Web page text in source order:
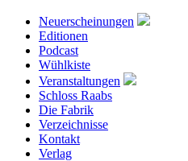
Neuerscheinungen
Editionen
Podcast
Wühlkiste
Veranstaltungen
Schloss Raabs
Die Fabrik
Verzeichnisse
Kontakt
Verlag